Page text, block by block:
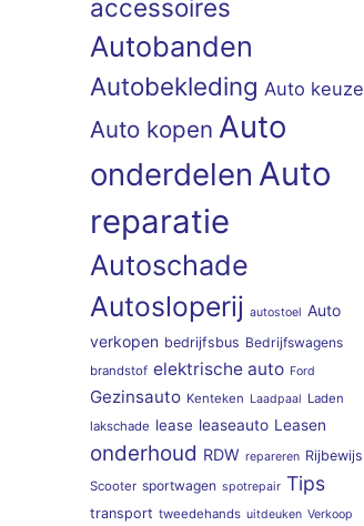
accessoires
Autobanden
Autobekleding Auto keuze
Auto kopen Auto
onderdelen Auto
reparatie
Autoschade
Autosloperij autostoel Auto
verkopen bedrijfsbus Bedrijfswagens
brandstof elektrische auto Ford
Gezinsauto Kenteken Laadpaal Laden
lakschade lease leaseauto Leasen
onderhoud RDW repareren Rijbewijs
Scooter sportwagen spotrepair Tips
transport tweedehands uitdeuken Verkoop